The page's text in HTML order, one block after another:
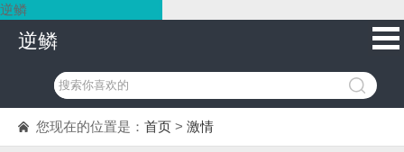
逆鳞
逆鳞
您现在的位置是： 首页 > 激情